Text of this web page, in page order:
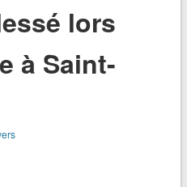
lors
à Saint-